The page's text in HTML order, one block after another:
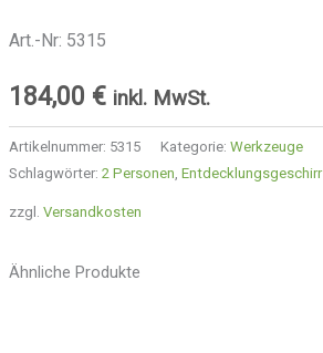
Art.-Nr: 5315
184,00 € inkl. MwSt.
Artikelnummer: 5315 Kategorie: Werkzeuge
Schlagwörter: 2 Personen, Entdecklungsgeschirr
zzgl. Versandkosten
Ähnliche Produkte